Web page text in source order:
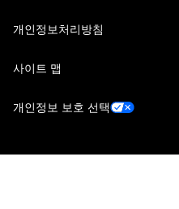
개인정보처리방침
사이트 맵
개인정보 보호 선택